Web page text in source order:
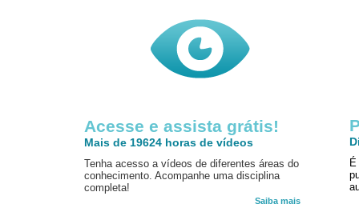
Acesse e assista grátis!
Mais de 19624 horas de vídeos
Tenha acesso a vídeos de diferentes áreas do
conhecimento. Acompanhe uma disciplina
completa!
Saiba mais